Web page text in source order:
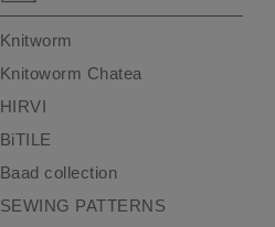
Knitworm
Knitoworm Chatea
HIRVI
BiTILE
Baad collection
SEWING PATTERNS